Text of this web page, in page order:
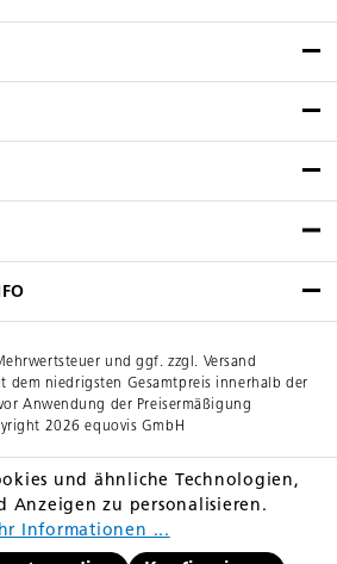
und ggf. zzgl. Versand
dem niedrigsten Gesamtpreis innerhalb der
Anwendung der Preisermäßigung
2026 equovis GmbH
und ähnliche Technologien,
Anzeigen zu personalisieren.
Informationen ...